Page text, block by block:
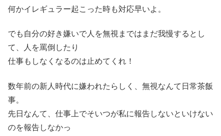
何かイレギュラー起こった時も対応早いよ。
でも自分の好き嫌いで人を無視まではまだ我慢するとし
て、人を罵倒したり
仕事もしなくなるのは止めてくれ！
数年前の新人時代に嫌われたらしく、無視なんて日常茶飯
事。
先日なんて、仕事上でそいつが私に報告しないといけない
のを報告しなかっ